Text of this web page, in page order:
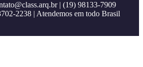
| (19) 98133-7909
2238 | Atendemos em todo Brasil